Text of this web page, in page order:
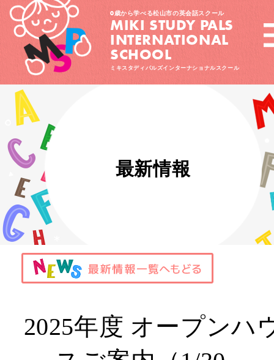
0歳から学べる松山市の英会話スクール
MIKI STUDY PALS
INTERNATIONAL
SCHOOL
ミキスタディパルズインターナショナルスクール
最新情報
2025年度 オープンハ